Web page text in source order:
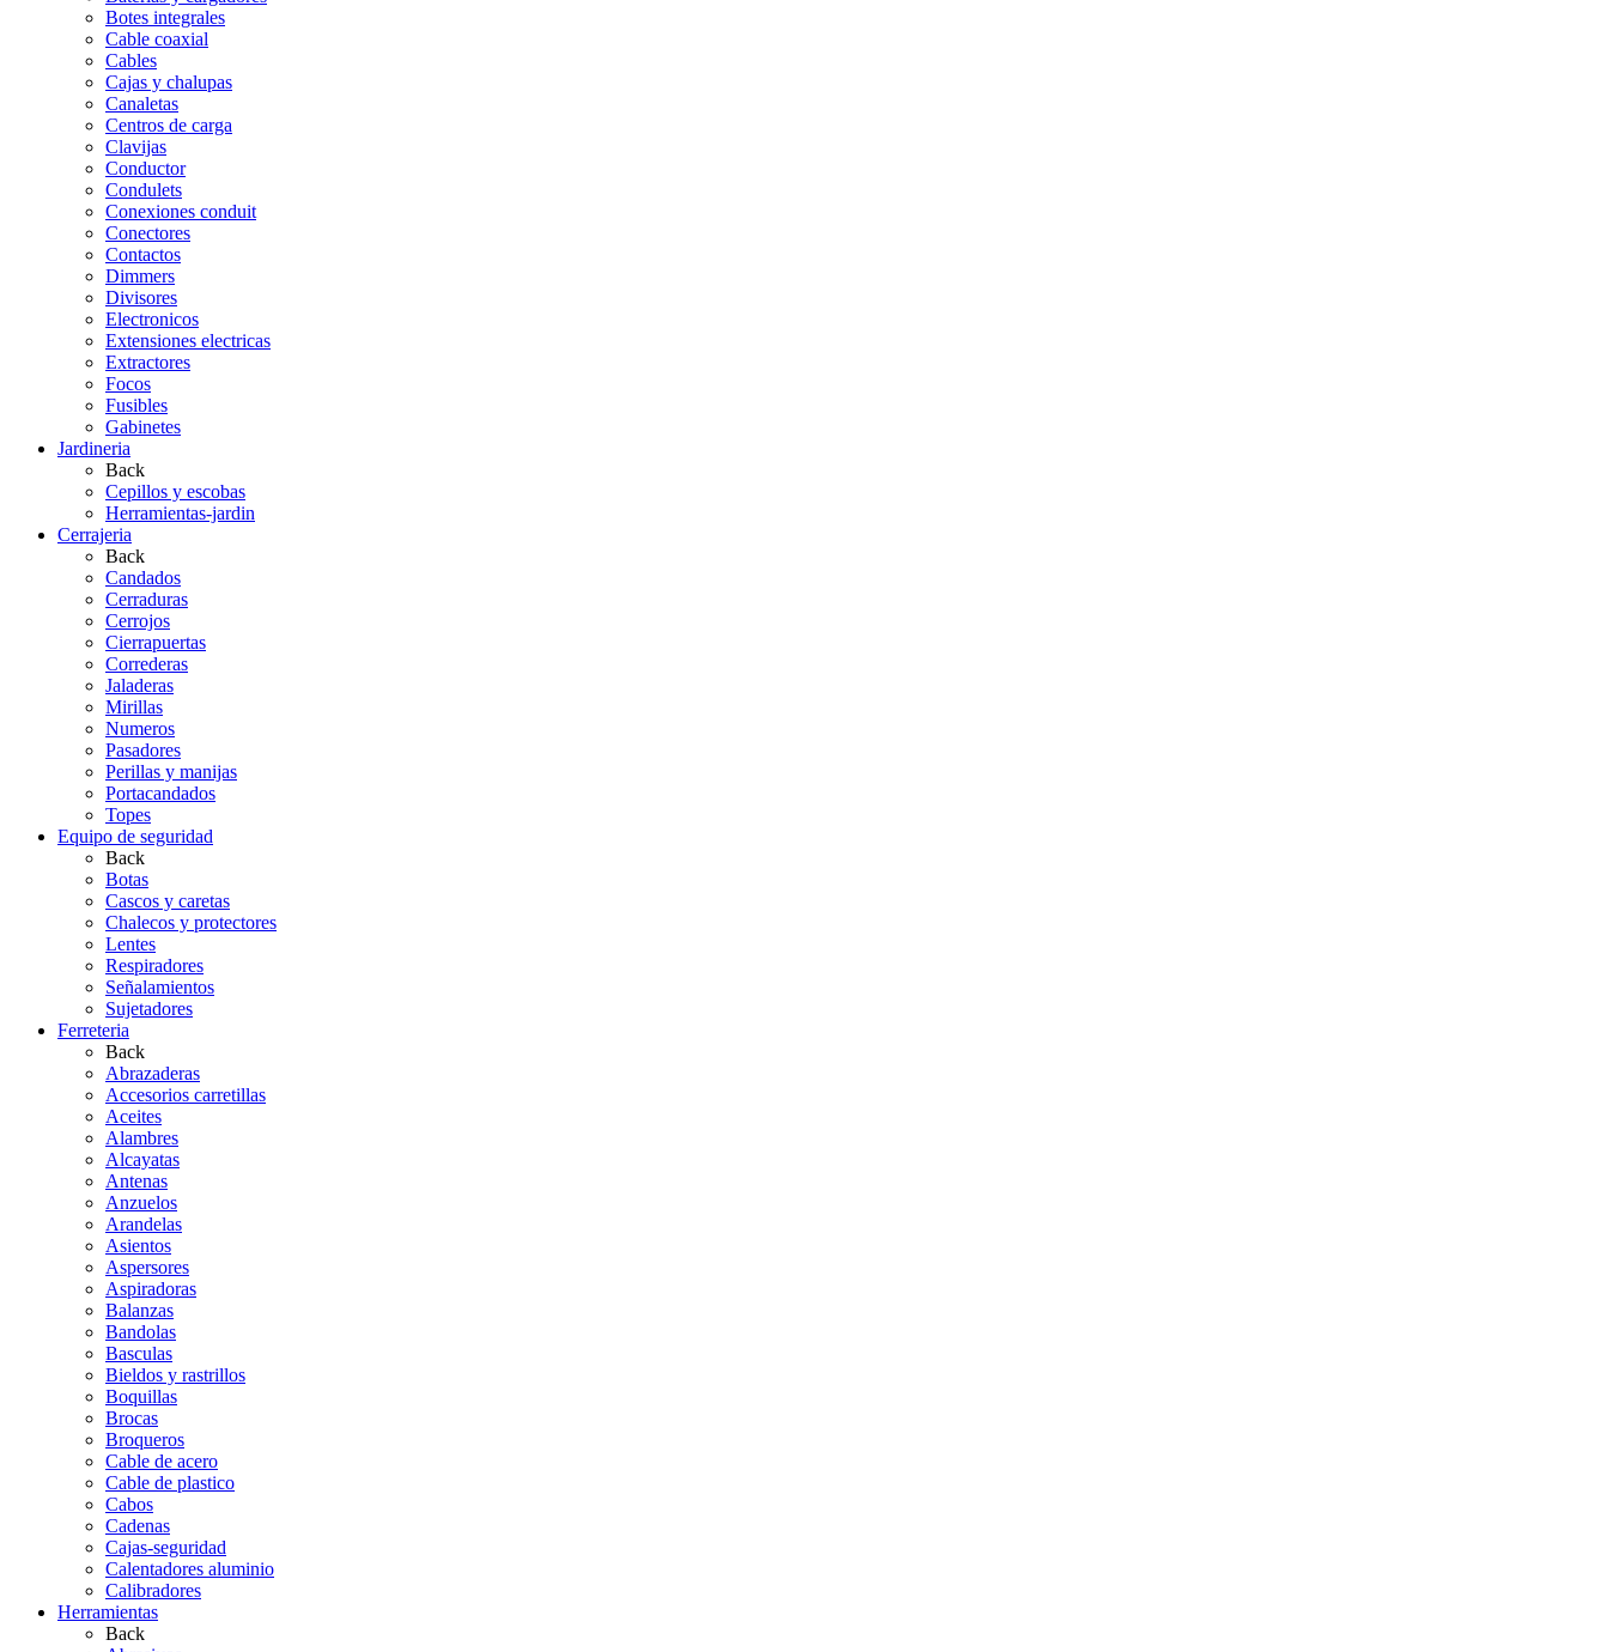
Botes integrales
Cable coaxial
Cables
Cajas y chalupas
Canaletas
Centros de carga
Clavijas
Conductor
Condulets
Conexiones conduit
Conectores
Contactos
Dimmers
Divisores
Electronicos
Extensiones electricas
Extractores
Focos
Fusibles
Gabinetes
Jardineria
Back
Cepillos y escobas
Herramientas-jardin
Cerrajeria
Back
Candados
Cerraduras
Cerrojos
Cierrapuertas
Correderas
Jaladeras
Mirillas
Numeros
Pasadores
Perillas y manijas
Portacandados
Topes
Equipo de seguridad
Back
Botas
Cascos y caretas
Chalecos y protectores
Lentes
Respiradores
Señalamientos
Sujetadores
Ferreteria
Back
Abrazaderas
Accesorios carretillas
Aceites
Alambres
Alcayatas
Antenas
Anzuelos
Arandelas
Asientos
Aspersores
Aspiradoras
Balanzas
Bandolas
Basculas
Bieldos y rastrillos
Boquillas
Brocas
Broqueros
Cable de acero
Cable de plastico
Cabos
Cadenas
Cajas-seguridad
Calentadores aluminio
Calibradores
Herramientas
Back